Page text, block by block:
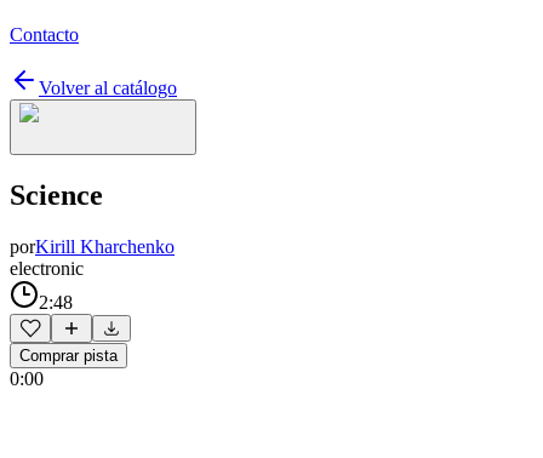
Contacto
Volver al catálogo
Science
porKirill Kharchenko
electronic
2:48
Comprar pista
0:00